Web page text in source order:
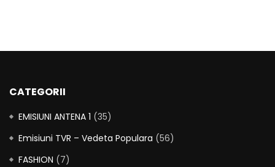
CATEGORII
EMISIUNI ANTENA 1 (35)
Emisiuni TVR – Vedeta Populara (56)
FASHION (7)